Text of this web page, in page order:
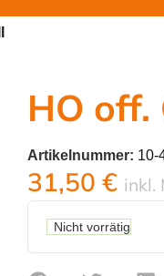
HO off.
Artikelnummer: 10-
31,50 € inkl.
Nicht vorrätig